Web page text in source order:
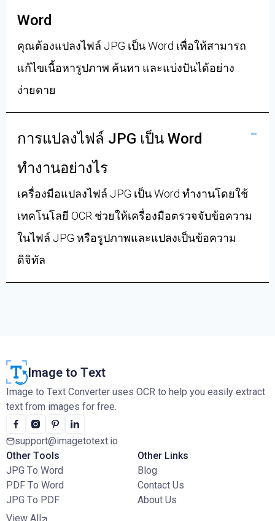
Word
คุณต้องแปลงไฟล์ JPG เป็น Word เพื่อให้สามารถ
แก้ไขเนื้อหารูปภาพ ค้นหา และแบ่งปันได้อย่าง
ง่ายดาย
การแปลงไฟล์ JPG เป็น Word
ทำงานอย่างไร
เครื่องมือแปลงไฟล์ JPG เป็น Word ทำงานโดยใช้
เทคโนโลยี OCR ช่วยให้เครื่องมือตรวจจับข้อความ
ในไฟล์ JPG หรือรูปภาพและแปลงเป็นข้อความ
ดิจิทัล
Image to Text
Image to Text Converter uses OCR to help you easily extract
text from images for free.
support@imagetotext.io
Other Tools
JPG To Word
PDF To Word
JPG To PDF
View All
Other Links
Blog
Contact Us
About Us